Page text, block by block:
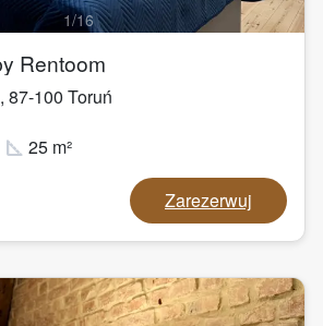
1/16
Rentoom
, 87-100 Toruń
square_foot 25 m²
Zarezerwuj